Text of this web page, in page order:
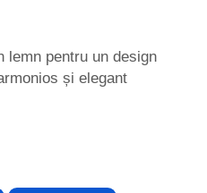
lemn pentru un design
și elegant